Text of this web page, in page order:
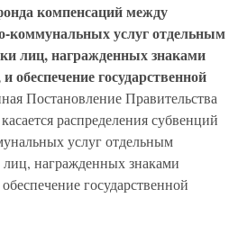
компенсаций между
коммунальных услуг отдельным
лиц, награжденных знаками
государственной
Постановление Правительства
распределения субвенций
услуг отдельным
награжденных знаками
государственной